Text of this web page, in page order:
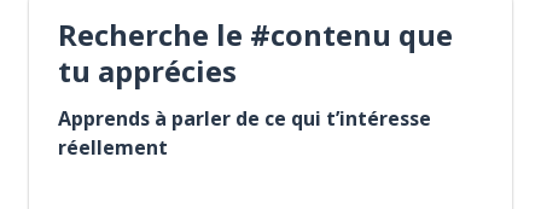
Recherche le #contenu que
tu apprécies
Apprends à parler de ce qui t’intéresse
réellement